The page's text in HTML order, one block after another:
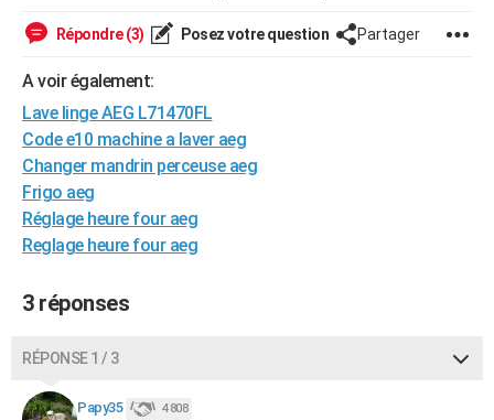
Guides de France
Escapades
Patrimoine
Expositions
Musées
Week-end nature
LIFESTYLE
SANTE
Alimentation
Guide de la santé
Maladies
Médicaments
Sommeil
VOYAGE
Destinations
City break
Voyage nature
Voyage de noces
Forum
Climat
+PHOTO
GUIDES D'ACHAT
BONS PLANS
CARTE DE VOEUX
Répondre (3) Posez votre question Partager
A voir également:
Lave linge AEG L71470FL
Code e10 machine a laver aeg
Changer mandrin perceuse aeg
Frigo aeg
Réglage heure four aeg
Reglage heure four aeg
3 réponses
RÉPONSE 1 / 3
Papy35 4 808